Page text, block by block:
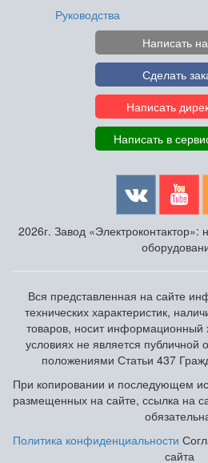
Руководства
Написать
Сделать
Написать
Написать в
2026г. Завод «Электроконтактор»:
Вся представленная на сайте
технических характеристик,
товаров, носит информационный
условиях не является
положениями Статьи 437
При копировании и последующем
размещенных на сайте, ссылка на
Политика конфиденциальности
сайта